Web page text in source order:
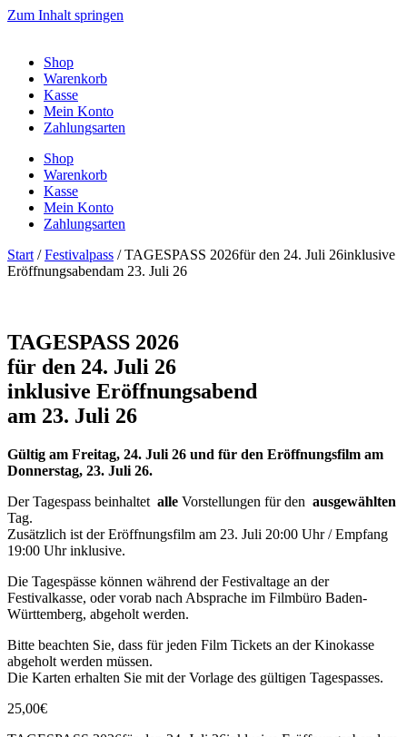
Zum Inhalt springen
Shop
Warenkorb
Kasse
Mein Konto
Zahlungsarten
Shop
Warenkorb
Kasse
Mein Konto
Zahlungsarten
Start /Festivalpass / TAGESPASS 2026für den 24. Juli 26inklusive
Eröffnungsabendam 23. Juli 26
TAGESPASS 2026
für den 24. Juli 26
inklusive Eröffnungsabend
am 23. Juli 26
Gültig am Freitag, 24. Juli 26 und für den Eröffnungsfilm am
Donnerstag, 23. Juli 26.
Der Tagespass beinhaltet alle Vorstellungen für den ausgewählten
Tag.
Zusätzlich ist der Eröffnungsfilm am 23. Juli 20:00 Uhr / Empfang
19:00 Uhr inklusive.
Die Tagespässe können während der Festivaltage an der
Festivalkasse, oder vorab nach Absprache im Filmbüro Baden-
Württemberg, abgeholt werden.
Bitte beachten Sie, dass für jeden Film Tickets an der Kinokasse
abgeholt werden müssen.
Die Karten erhalten Sie mit der Vorlage des gültigen Tagespasses.
25,00€